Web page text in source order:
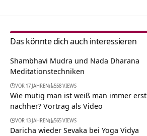
Das könnte dich auch interessieren
Shambhavi Mudra und Nada Dharana
Meditationstechniken
VOR 17 JAHREN 558 VIEWS
Wie mutig man ist weiß man immer erst
nachher? Vortrag als Video
VOR 13 JAHREN 565 VIEWS
Daricha wieder Sevaka bei Yoga Vidya